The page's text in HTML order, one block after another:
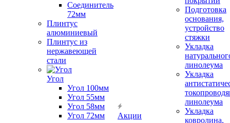
Соединитель
72мм
Плинтус
алюминиевый
Плинтус из
нержавеющей
стали
Угол
Угол 100мм
Угол 55мм
Угол 58мм
Угол 72мм
Акции
Подготовка
основания,
устройство
стяжки
Укладка
линолеума
Укладка
линолеума
Укладка
ковролина,